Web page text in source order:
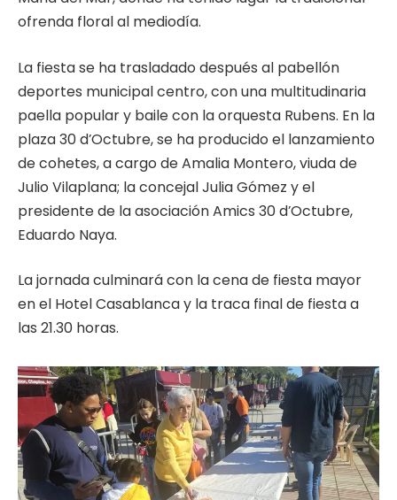
ofrenda floral al mediodía.
La fiesta se ha trasladado después al pabellón
deportes municipal centro, con una multitudinaria
paella popular y baile con la orquesta Rubens. En la
plaza 30 d’Octubre, se ha producido el lanzamiento
de cohetes, a cargo de Amalia Montero, viuda de
Julio Vilaplana; la concejal Julia Gómez y el
presidente de la asociación Amics 30 d’Octubre,
Eduardo Naya.
La jornada culminará con la cena de fiesta mayor
en el Hotel Casablanca y la traca final de fiesta a
las 21.30 horas.